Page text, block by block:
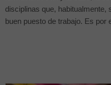
disciplinas que, habitualmente,
buen puesto de trabajo. Es por
contabilidad, para que puedas